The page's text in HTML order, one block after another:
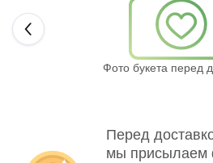
Фото букета перед
Перед
мы присылаем